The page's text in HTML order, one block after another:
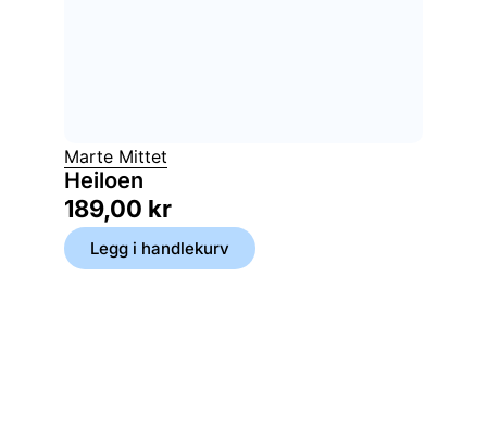
Marte Mittet
Heiloen
189,00 kr
Legg i handlekurv